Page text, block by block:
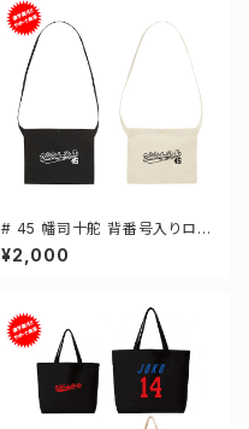
# 45 幡司十舵 背番号入りロゴ
キャンバスサコッシュ 選手還元
2カラー 001461
¥2,000